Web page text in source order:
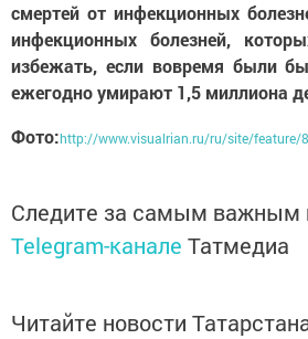
смертей от инфекционных
инфекционных болезней,
избежать, если вовремя были
ежегодно умирают 1,5 миллиона
Фото:http://www.visualrian.ru/ru/site/feature/
Следите за самым важным
Telegram-канале Татмедиа
Читайте новости